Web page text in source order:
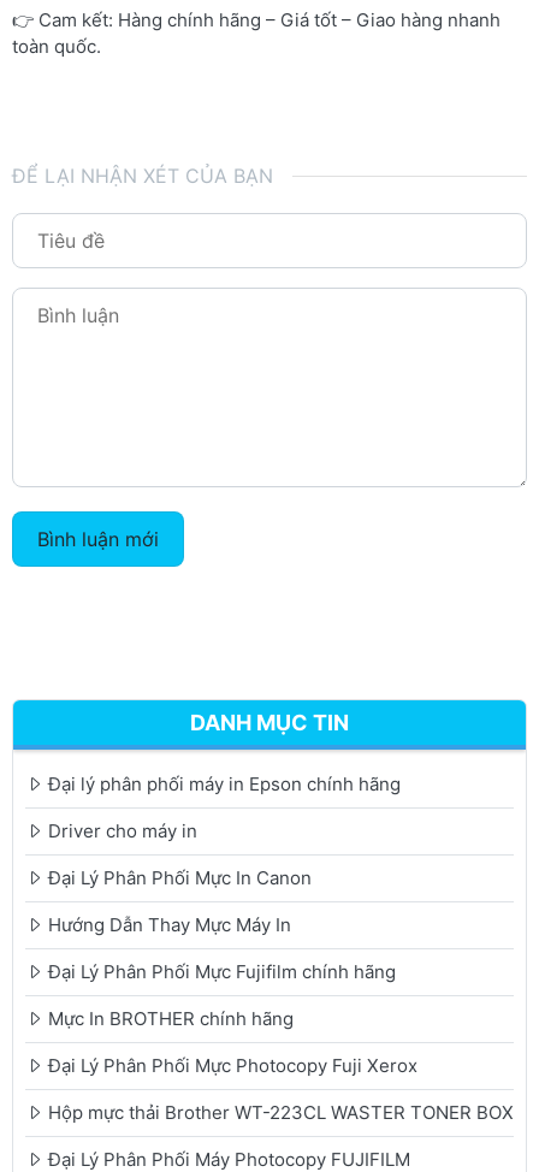
👉 Cam kết: Hàng chính hãng – Giá tốt – Giao hàng nhanh
toàn quốc.
ĐỂ LẠI NHẬN XÉT CỦA BẠN
Bình luận mới
DANH MỤC TIN
Đại lý phân phối máy in Epson chính hãng
Driver cho máy in
Đại Lý Phân Phối Mực In Canon
Hướng Dẫn Thay Mực Máy In
Đại Lý Phân Phối Mực Fujifilm chính hãng
Mực In BROTHER chính hãng
Đại Lý Phân Phối Mực Photocopy Fuji Xerox
Hộp mực thải Brother WT-223CL WASTER TONER BOX
Đại Lý Phân Phối Máy Photocopy FUJIFILM